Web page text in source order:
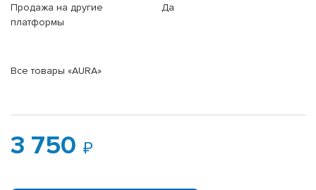
Продажа на другие
платформы
Да
Все товары «AURA»
3 750